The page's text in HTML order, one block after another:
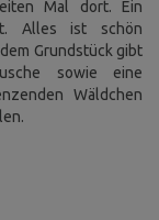
Mal dort. Ein
Alles ist schön
Grundstück gibt
sowie eine
Wäldchen